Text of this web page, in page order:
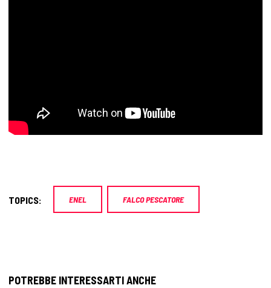
TOPICS: ENEL FALCO PESCATORE
POTREBBE INTERESSARTI ANCHE